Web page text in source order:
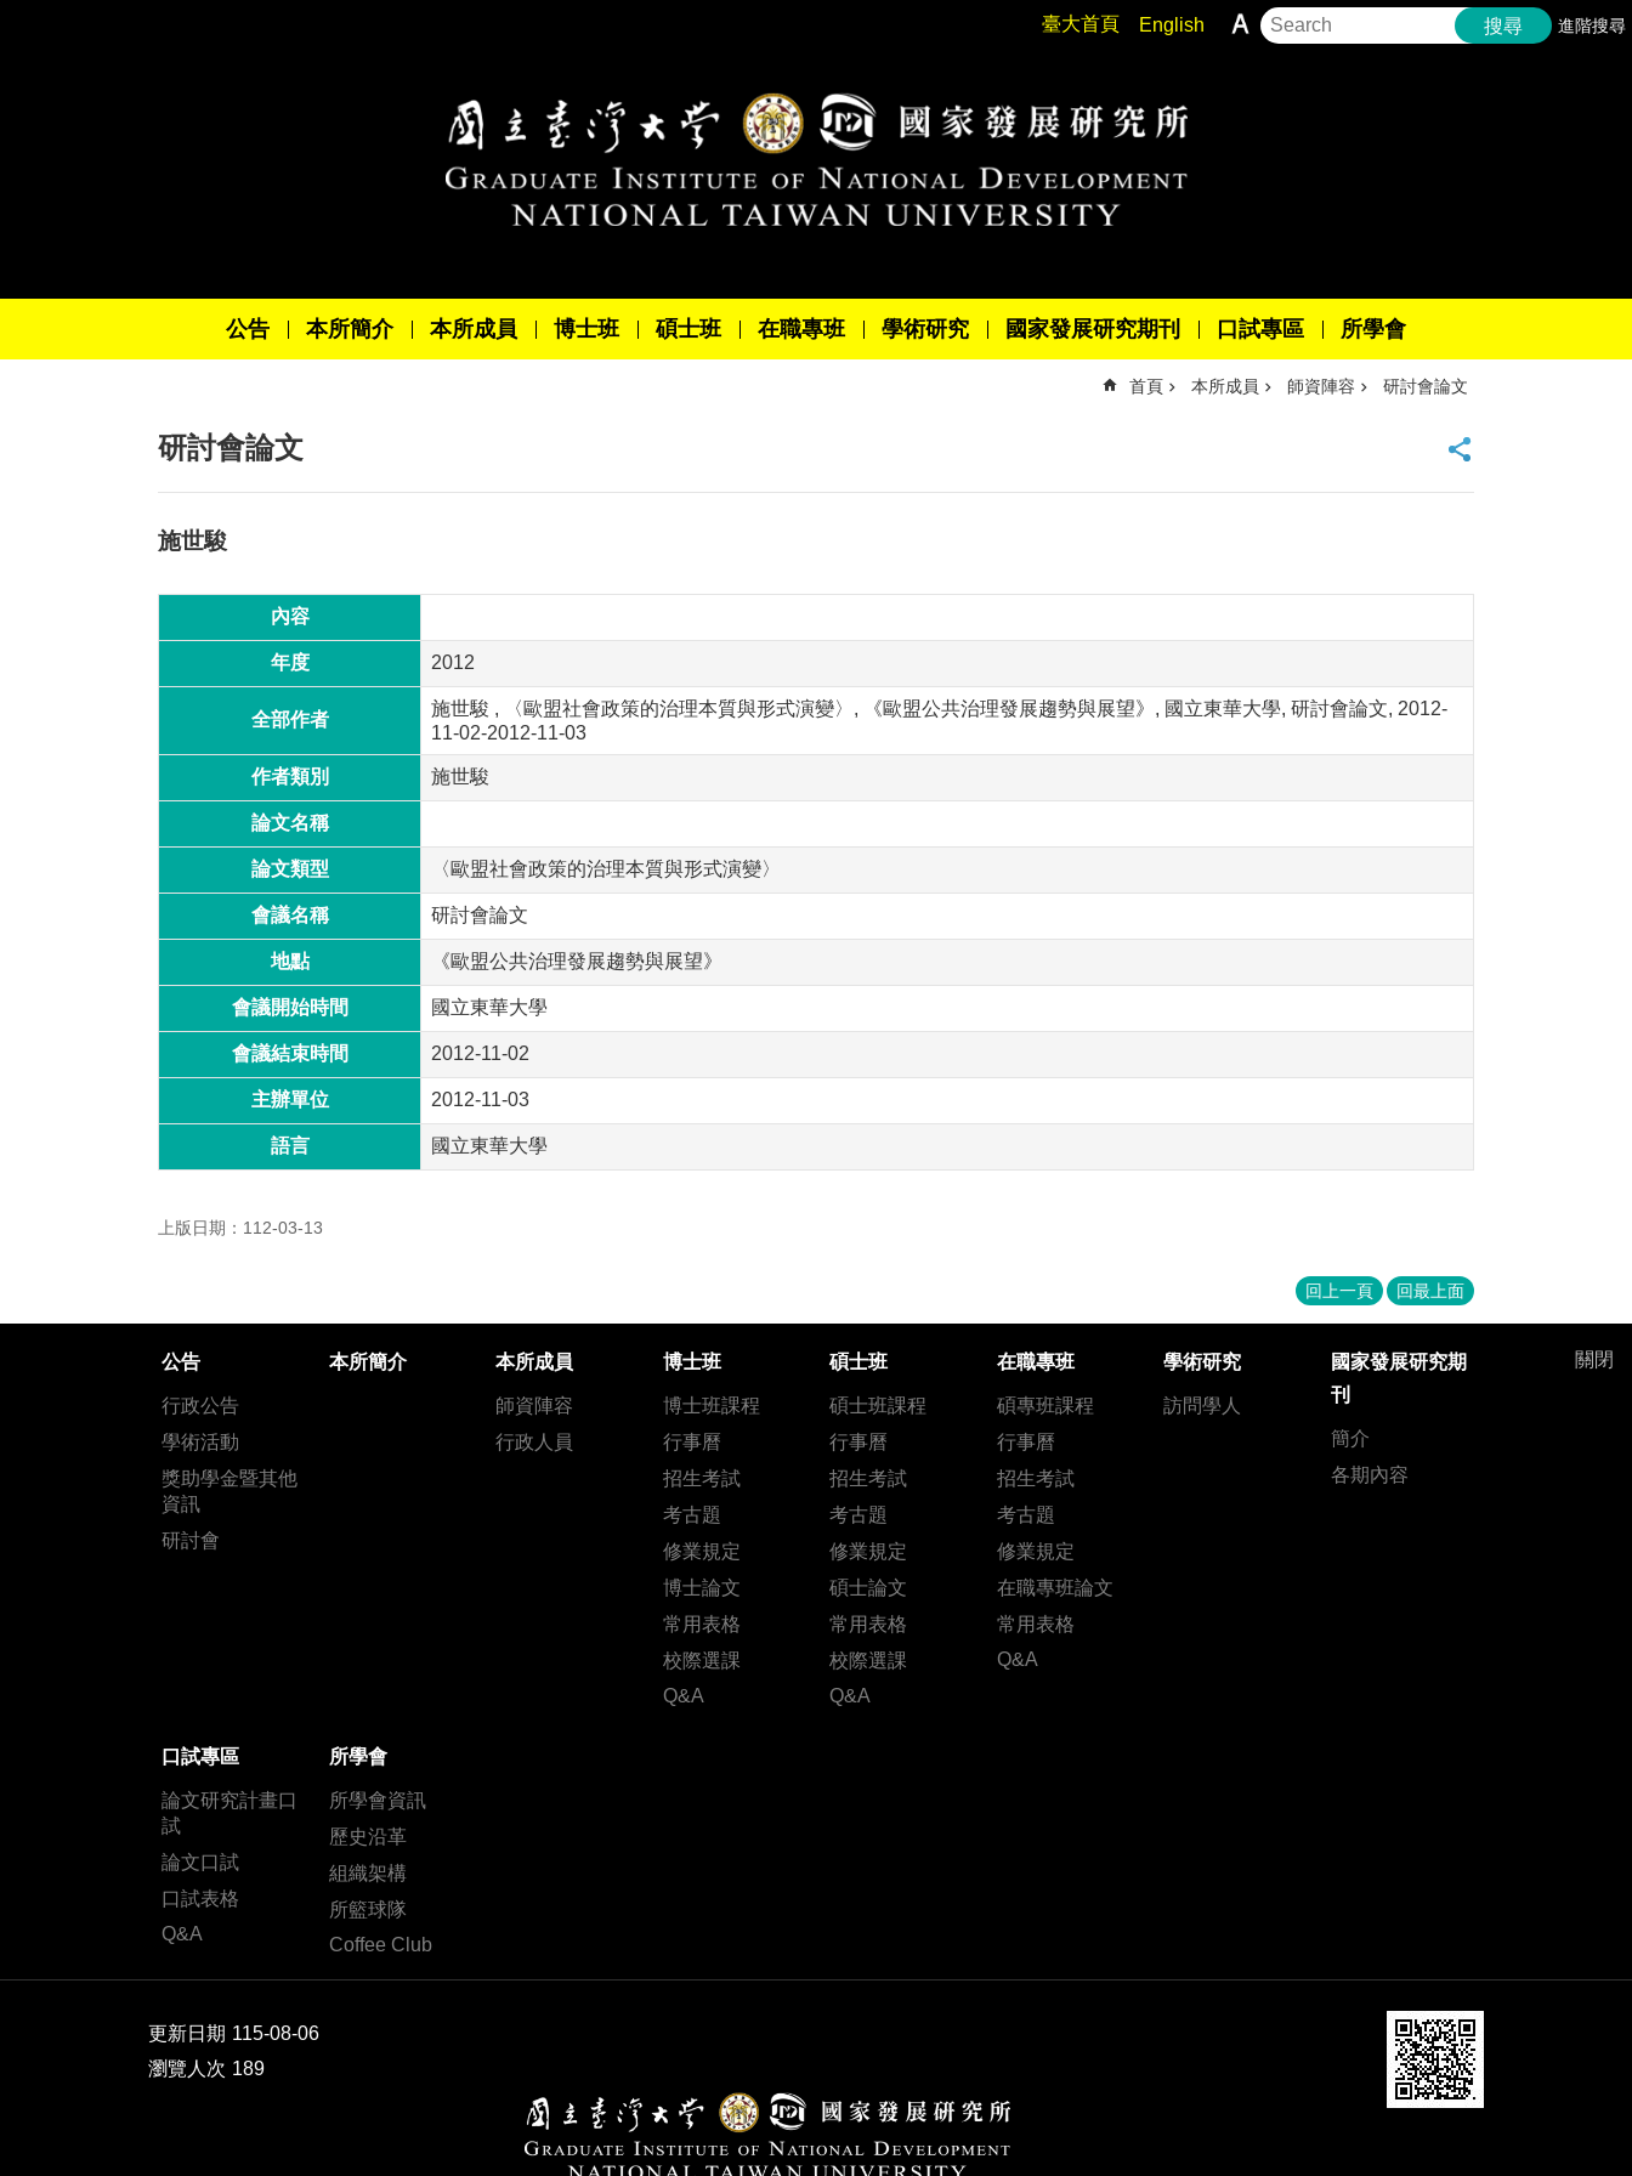
臺大首頁 English 搜尋 進階搜尋
公告 本所簡介 本所成員 博士班 碩士班 在職專班 學術研究 國家發展研究期刊 口試專區 所學會
首頁 本所成員 師資陣容 研討會論文
研討會論文
施世駿
內容
年度 2012
全部作者
施世駿 , 〈歐盟社會政策的治理本質與形式演變〉, 《歐盟公共治理發展趨勢與展望》, 國立東華大學, 研討會論文, 2012-
11-02-2012-11-03
作者類別 施世駿
論文名稱
論文類型 〈歐盟社會政策的治理本質與形式演變〉
會議名稱 研討會論文
地點 《歐盟公共治理發展趨勢與展望》
會議開始時間 國立東華大學
會議結束時間 2012-11-02
主辦單位 2012-11-03
語言 國立東華大學
上版日期：112-03-13
回上一頁 回最上面
關閉
公告
行政公告
學術活動
獎助學金暨其他
資訊
研討會
本所簡介 本所成員
師資陣容
行政人員
博士班
博士班課程
行事曆
招生考試
考古題
修業規定
博士論文
常用表格
校際選課
Q&A
碩士班
碩士班課程
行事曆
招生考試
考古題
修業規定
碩士論文
常用表格
校際選課
Q&A
在職專班
碩專班課程
行事曆
招生考試
考古題
修業規定
在職專班論文
常用表格
Q&A
學術研究
訪問學人
國家發展研究期
刊
簡介
各期內容
口試專區
論文研究計畫口
試
論文口試
口試表格
Q&A
所學會
所學會資訊
歷史沿革
組織架構
所籃球隊
Coffee Club
更新日期 115-08-06
瀏覽人次 189